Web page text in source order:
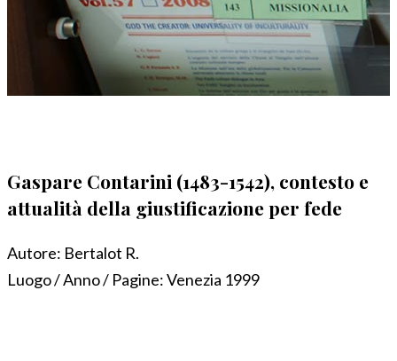
Gaspare Contarini (1483-1542), contesto e
attualità della giustificazione per fede
Autore: Bertalot R.
Luogo / Anno / Pagine:Venezia 1999